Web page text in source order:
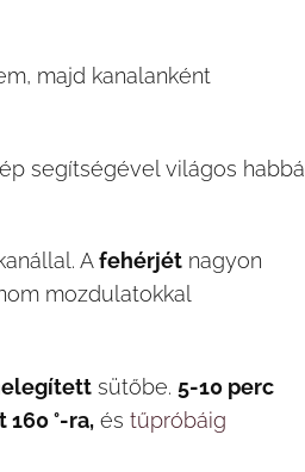
majd kanalanként
segítségével világos habbá
Afehérjét nagyon
mozdulatokkal
sütőbe. 5-10 perc
°-ra, és tűpróbáig